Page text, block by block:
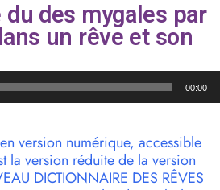
du des mygales par
un rêve et son
00:00
version numérique, accessible
la version réduite de la version
DICTIONNAIRE DES RÊVES